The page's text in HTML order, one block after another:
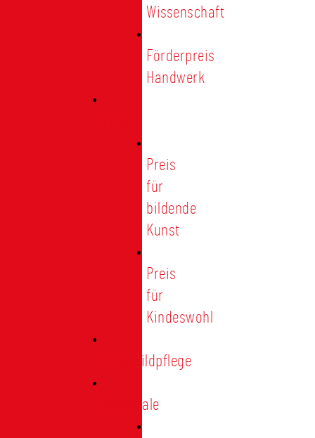
Wissenschaft
Förderpreis
Handwerk
Preis
für
bildende
Kunst
Preis
für
Kindeswohl
Stadtbildpflege
Denkmale